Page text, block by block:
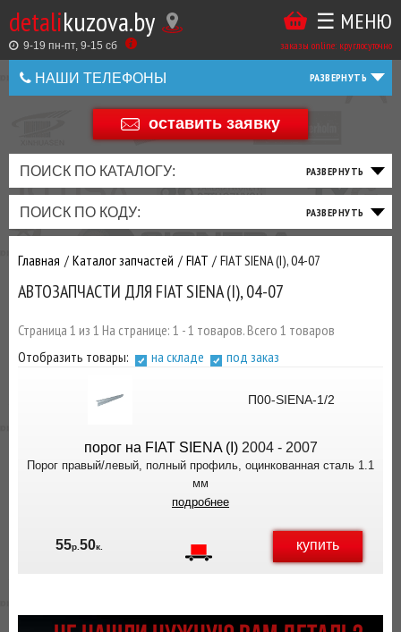
detalikuzova.by
9-19 пн-пт, 9-15 cб заказы online: круглосуточно
☰ МЕНЮ
НАШИ ТЕЛЕФОНЫ
+375 44 586 05 44
оставить заявку
ПОИСК ПО КАТАЛОГУ:
ПОИСК ПО КОДУ:
Главная Каталог запчастей FIAT FIAT SIENA (I), 04-07
АВТОЗАПЧАСТИ ДЛЯ FIAT SIENA (I), 04-07
Страница 1 из 1 На странице: 1 - 1 товаров. Всего 1 товаров
Отобразить товары:
на складе под заказ
П00-SIENA-1/2
порог на FIAT SIENA (I)2004 - 2007
Порог правый/левый, полный профиль, оцинкованная сталь 1.1
мм
подробнее
55р.50к. купить
Купить
в
1
Беларусь
+375
+375
ТАКЖЕ
ВЫ
МОЖЕТЕ
У
ЗАКАЗАТЬ
ТО
ФИЛЬТРА
ТОРМОЗНАЯ
СИСТЕМА
ПОДВЕСКА
РУЛЕВОЕ
ТРАНСМИССИЯ
ПРИВОД
ДВИГАТЕЛЬ
ВЫХЛОП
ЭЛЕКТРИКА
ОСВЕЩЕНИЕ
РАСХОДНИКИ,
ЗАПЧАСТИ К
ЗАКАЗУ ЧЕРЕЗ